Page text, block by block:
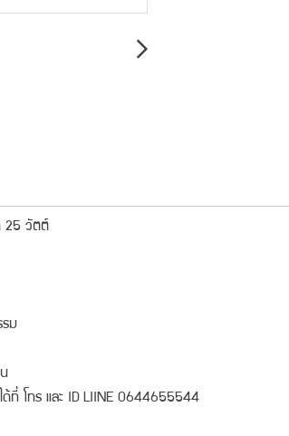
25 วัตต์
รม
ด้ที่ โทร และ ID LIINE 0644655544